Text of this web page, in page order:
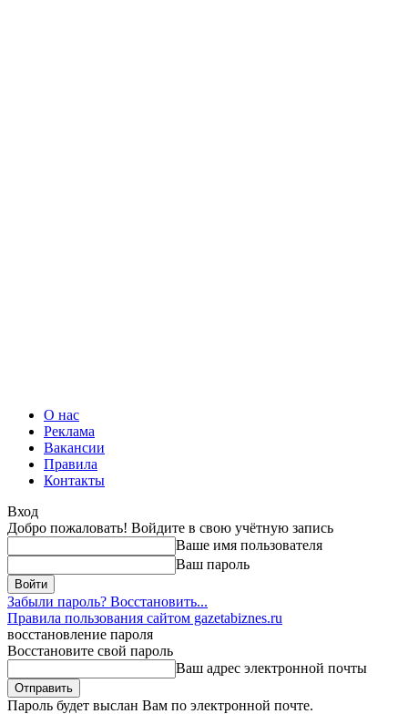
О нас
Реклама
Вакансии
Правила
Контакты
Вход
Добро пожаловать! Войдите в свою учётную запись
Ваше имя пользователя
Ваш пароль
Забыли пароль? Восстановить...
Правила пользования сайтом gazetabiznes.ru
восстановление пароля
Восстановите свой пароль
Ваш адрес электронной почты
Пароль будет выслан Вам по электронной почте.